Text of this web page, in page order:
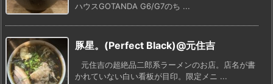
ハウスGOTANDA G6/G7のち ...
豚星。(Perfect Black)@元住吉
元住吉の超絶品二郎系ラーメンのお店。店名が書
かれていない白い看板が目印。限定メニ ...